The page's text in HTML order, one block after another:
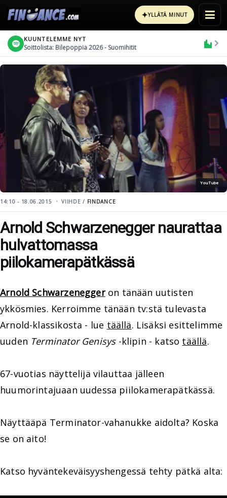
✦YLLÄTÄ MINUT
KUUNTELEMME NYT
Soittolista: Bilepoppia 2026 - Suomihitit
YouTube
14:10 - 18.06.2015 VIIHDE / FINDANCE
Arnold Schwarzenegger naurattaa
hulvattomassa
piilokamerapätkässä
Arnold Schwarzeneggeron tänään uutisten
ykkösmies. Kerroimme tänään tv:stä tulevasta
Arnold-klassikosta - lue täällä. Lisäksi esittelimme
uuden Terminator Genisys-klipin - katso täällä.
67-vuotias näyttelijä vilauttaa jälleen
huumorintajuaan uudessa piilokamerapätkässä.
Näyttääpä Terminator-vahanukke aidolta? Koska
se on aito!
Katso hyväntekeväisyyshengessä tehty pätkä alta: